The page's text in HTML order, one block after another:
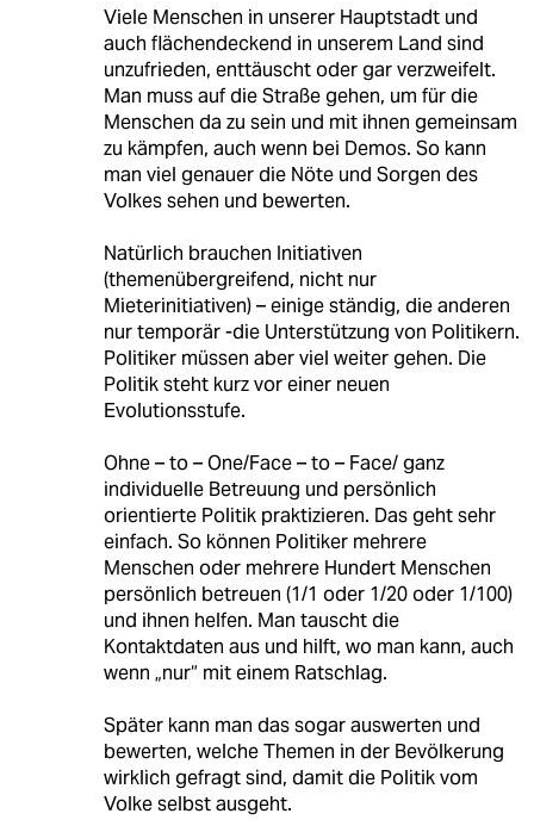
Viele Menschen in unserer Hauptstadt und
auch flächendeckend in unserem Land sind
unzufrieden, enttäuscht oder gar verzweifelt.
Man muss auf die Straße gehen, um für die
Menschen da zu sein und mit ihnen gemeinsam
zu kämpfen, auch wenn bei Demos. So kann
man viel genauer die Nöte und Sorgen des
Volkes sehen und bewerten.
Natürlich brauchen Initiativen
(themenübergreifend, nicht nur
Mieterinitiativen) – einige ständig, die anderen
nur temporär -die Unterstützung von Politikern.
Politiker müssen aber viel weiter gehen. Die
Politik steht kurz vor einer neuen
Evolutionsstufe.
Ohne – to – One/Face – to – Face/ ganz
individuelle Betreuung und persönlich
orientierte Politik praktizieren. Das geht sehr
einfach. So können Politiker mehrere
Menschen oder mehrere Hundert Menschen
persönlich betreuen (1/1 oder 1/20 oder 1/100)
und ihnen helfen. Man tauscht die
Kontaktdaten aus und hilft, wo man kann, auch
wenn „nur“ mit einem Ratschlag.
Später kann man das sogar auswerten und
bewerten, welche Themen in der Bevölkerung
wirklich gefragt sind, damit die Politik vom
Volke selbst ausgeht.